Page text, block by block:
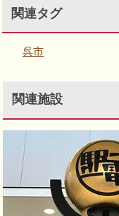
関連タグ
呉市
関連施設